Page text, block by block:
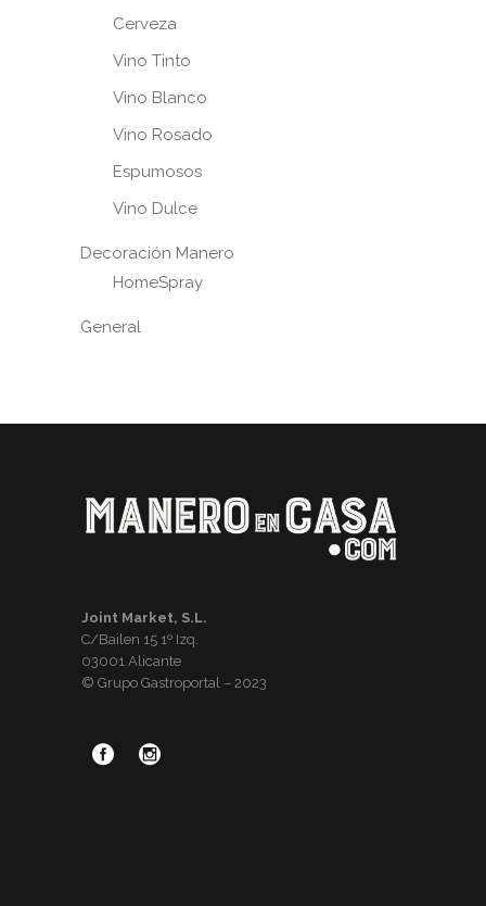
Cerveza
Vino Tinto
Vino Blanco
Vino Rosado
Espumosos
Vino Dulce
Decoración Manero
HomeSpray
General
Joint Market, S.L.
C/Bailen 15 1º Izq.
03001 Alicante
© Grupo Gastroportal – 2023